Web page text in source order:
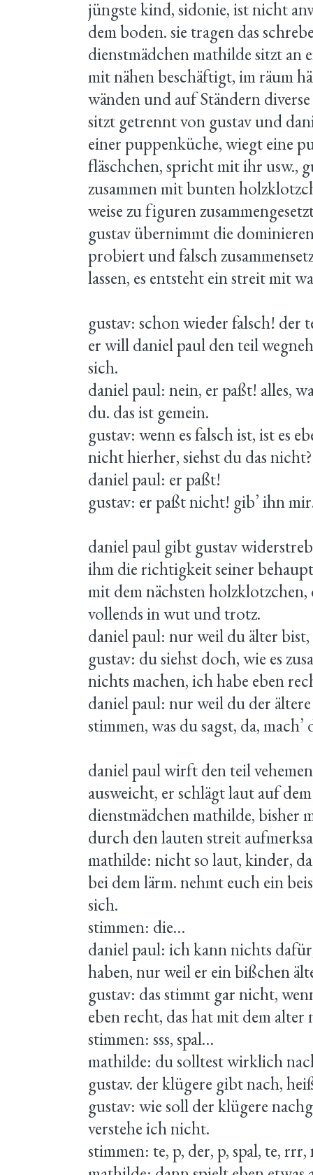
jüngste kind, sidonie, ist nicht
dem boden. sie tragen das
dienstmädchen mathilde sitzt an
mit nähen beschäftigt, im räum
wänden und auf Ständern
sitzt getrennt von gustav und
einer puppenküche, wiegt eine
fläschchen, spricht mit ihr usw.,
zusammen mit bunten
weise zu figuren
gustav übernimmt die
probiert und falsch
lassen, es entsteht ein streit mit
gustav: schon wieder falsch!
er will daniel paul den teil
sich.
daniel paul: nein, er paßt! alles,
du. das ist gemein.
gustav: wenn es falsch ist, ist es
nicht hierher, siehst du das nicht?
daniel paul: er paßt!
gustav: er paßt nicht! gib’ ihn
daniel paul gibt gustav
ihm die richtigkeit seiner
mit dem nächsten
vollends in wut und trotz.
daniel paul: nur weil du älter
gustav: du siehst doch, wie es
nichts machen, ich habe eben
daniel paul: nur weil du der
stimmen, was du sagst, da, mach’
daniel paul wirft den teil
ausweicht, er schlägt laut auf
dienstmädchen mathilde, bisher
durch den lauten streit
mathilde: nicht so laut, kinder,
bei dem lärm. nehmt euch ein
sich.
stimmen: die…
daniel paul: ich kann nichts
haben, nur weil er ein bißchen
gustav: das stimmt gar nicht,
eben recht, das hat mit dem alter
stimmen: sss, spal…
mathilde: du solltest wirklich
gustav. der klügere gibt nach,
gustav: wie soll der klügere
verstehe ich nicht.
stimmen: te, p, der, p, spal, te, rrr,